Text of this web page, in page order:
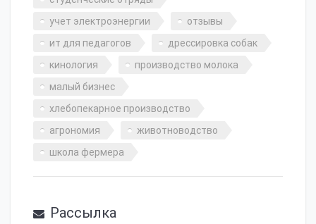
учет электроэнергии
отзывы
ит для педагогов
дрессировка собак
кинология
производство молока
малый бизнес
хлебопекарное производство
агрономия
животноводство
школа фермера
Рассылка